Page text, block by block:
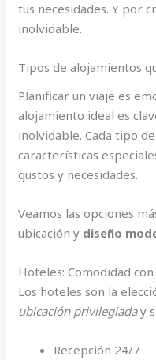
tus necesidades. Y por
inolvidable.
Tipos de alojamientos
Planificar un viaje es
alojamiento ideal es
inolvidable. Cada tipo
características
gustos y necesidades.
Veamos las opciones
ubicación y diseño
Hoteles: Comodidad
Los hoteles son la
ubicación privilegiaday
Recepción 24/7